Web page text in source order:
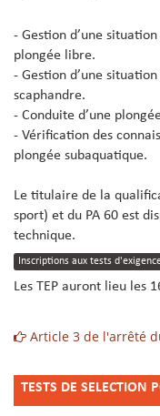
- Gestion d’une
plongée libre.
- Gestion d’une
scaphandre.
- Conduite d’une
- Vérification des
plongée subaquatique.
Le titulaire de la
sport) et du PA 60 est
technique.
Inscriptions aux tests
Les TEP auront lieu les
Article 3 de l'arrêté
TESTS DE S E LECTION